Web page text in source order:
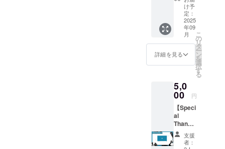
e配信の
投票枠
出演ラ
イバー
に投票
ができ
るコー
スで
す。 お
ライ
バーへ
投票が
できま
す。 支
援時、
必ず備
考欄に
け予
定：
2025
年09
月
詳細を見る
こ
の
リ
タ
ー
ン
を
選
択
す
る
5,0
00 円
【Speci
al
Thanks
コー
ス】 公
支援
者：